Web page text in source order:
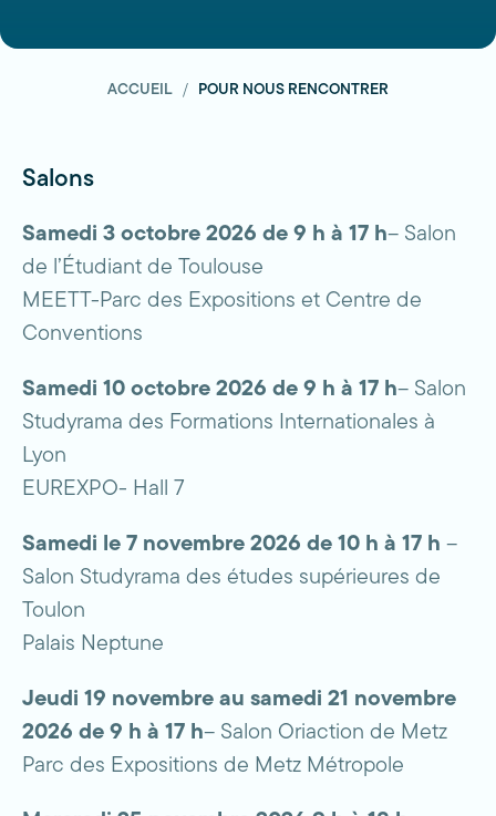
ACCUEIL POUR NOUS RENCONTRER
Salons
Samedi 3 octobre 2026 de 9 h à 17 h– Salon
de l’Étudiant de Toulouse
MEETT-Parc des Expositions et Centre de
Conventions
Samedi 10 octobre 2026 de 9 h à 17 h– Salon
Studyrama des Formations Internationales à
Lyon
EUREXPO- Hall 7
Samedi le 7 novembre 2026 de 10 h à 17 h –
Salon Studyrama des études supérieures de
Toulon
Palais Neptune
Jeudi 19 novembre au samedi 21 novembre
2026 de 9 h à 17 h– Salon Oriaction de Metz
Parc des Expositions de Metz Métropole